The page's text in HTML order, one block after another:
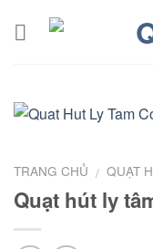
TRANG CHỦ / QUẠT
Quạt hút ly